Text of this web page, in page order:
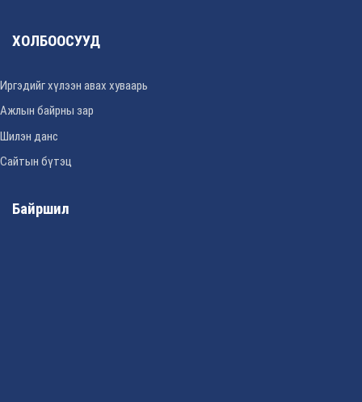
ХОЛБООСУУД
Иргэдийг хүлээн авах хуваарь
Ажлын байрны зар
Шилэн данс
Сайтын бүтэц
Байршил